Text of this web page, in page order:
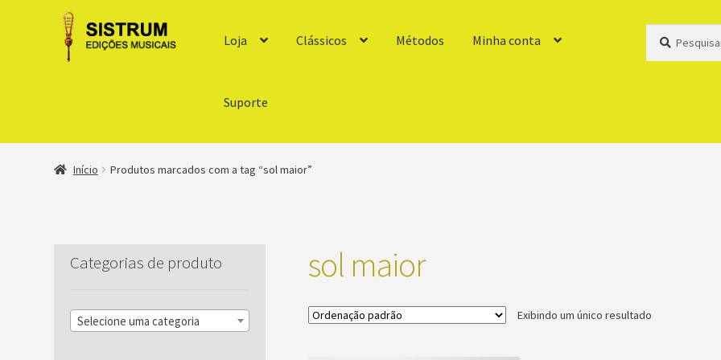
Loja Clássicos Métodos Minha conta
Suporte
Pesquisar
Início Produtos marcados com a tag “sol maior”
sol maior
Exibindo um único resultado
Categorias de produto
Selecione uma categoria